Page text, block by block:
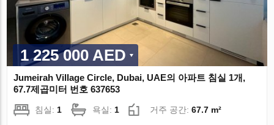
1 225 000 AED
Jumeirah Village Circle, Dubai, UAE의 아파트 침실 1개,
67.7제곱미터 번호 637653
침실: 1 욕실: 1 거주 공간:67.7 m²